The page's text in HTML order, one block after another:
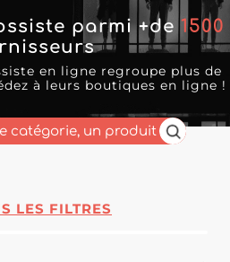
parmi +de1500
en ligne regroupe plus de
à leurs boutiques en ligne !
LES FILTRES